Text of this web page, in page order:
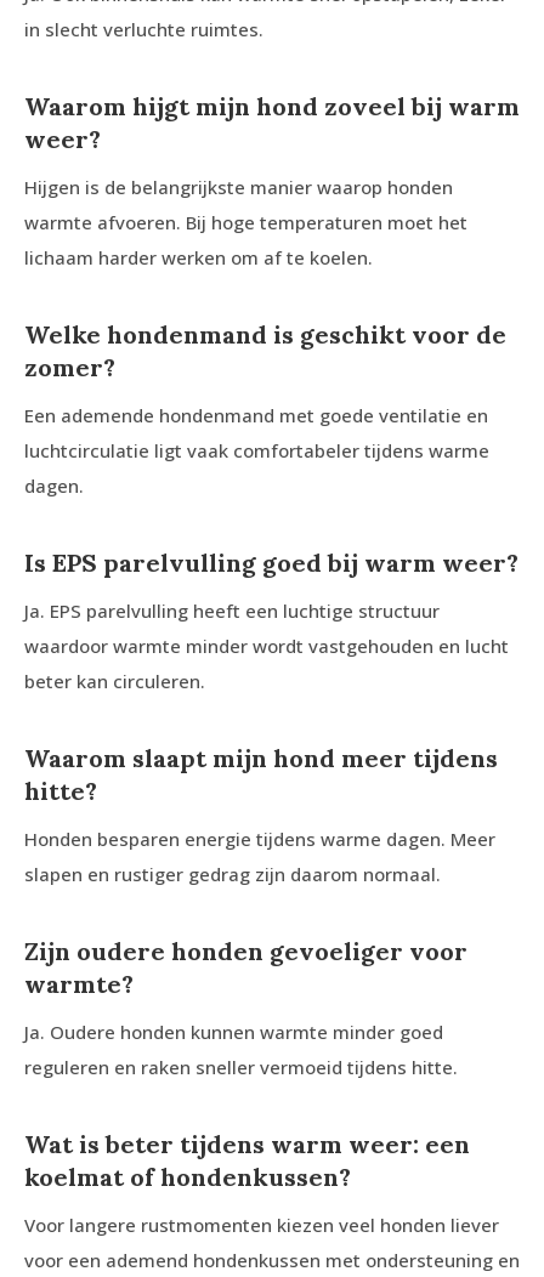
in slecht verluchte ruimtes.
Waarom hijgt mijn hond zoveel bij warm
weer?
Hijgen is de belangrijkste manier waarop honden
warmte afvoeren. Bij hoge temperaturen moet het
lichaam harder werken om af te koelen.
Welke hondenmand is geschikt voor de
zomer?
Een ademende hondenmand met goede ventilatie en
luchtcirculatie ligt vaak comfortabeler tijdens warme
dagen.
Is EPS parelvulling goed bij warm weer?
Ja. EPS parelvulling heeft een luchtige structuur
waardoor warmte minder wordt vastgehouden en lucht
beter kan circuleren.
Waarom slaapt mijn hond meer tijdens
hitte?
Honden besparen energie tijdens warme dagen. Meer
slapen en rustiger gedrag zijn daarom normaal.
Zijn oudere honden gevoeliger voor
warmte?
Ja. Oudere honden kunnen warmte minder goed
reguleren en raken sneller vermoeid tijdens hitte.
Wat is beter tijdens warm weer: een
koelmat of hondenkussen?
Voor langere rustmomenten kiezen veel honden liever
voor een ademend hondenkussen met ondersteuning en